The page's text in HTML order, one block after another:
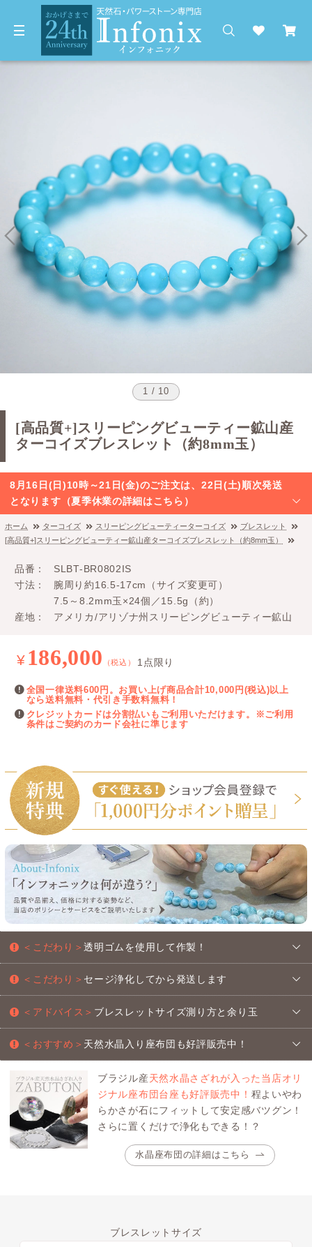
1 / 10
[高品質+]スリーピングビューティー鉱山産
ターコイズブレスレット（約8mm玉）
8月16日(日)10時～21日(金)のご注文は、22日(土)順次発送
となります（夏季休業の詳細はこちら）
ホーム ターコイズ スリーピングビューティーターコイズ
ブレスレット
[高品質+]スリーピングビューティー鉱山産ターコイズブレスレット（約8mm玉）
品番
SLBT-BR0802IS
寸法
腕周り約16.5-17cm（サイズ変更可）
7.5～8.2mm玉×24個／15.5g（約）
産地
アメリカ/アリゾナ州スリーピングビューティー鉱山
¥ 186,000 （税込） 1点限り
全国一律送料600円。お買い上げ商品合計10,000円(税込)以上
なら送料無料・代引き手数料無料！
クレジットカードは分割払いもご利用いただけます。※ご利用
条件はご契約のカード会社に準じます
＜こだわり＞透明ゴムを使用して作製！
＜こだわり＞ セージ浄化してから発送します
＜アドバイス＞ ブレスレットサイズ測り方と余り玉
＜おすすめ＞ 天然水晶入り座布団も好評販売中！
ブラジル産天然水晶さざれが入った当店オリ
ジナル座布団台座も好評販売中！ 程よいやわ
らかさが石にフィットして安定感バツグン！
さらに置くだけで浄化もできる！？
水晶座布団の詳細はこちら
ブレスレットサイズ